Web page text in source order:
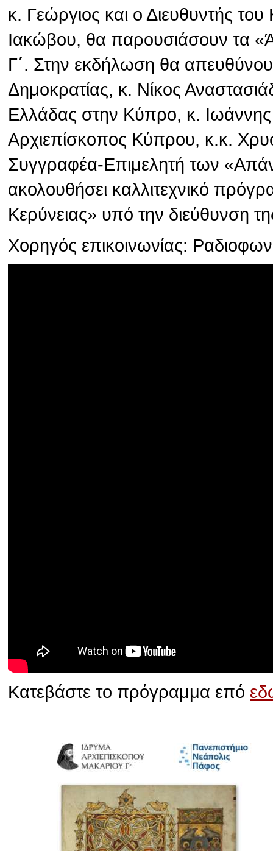
κ. Γεώργιος και ο Διευθυντής
Ιακώβου, θα παρουσιάσουν τα
Γ΄. Στην εκδήλωση θα
Δημοκρατίας, κ. Νίκος
Ελλάδας στην Κύπρο, κ.
Αρχιεπίσκοπος Κύπρου, κ.κ.
Συγγραφέα-Επιμελητή των
ακολουθήσει καλλιτεχνικό
Κερύνειας» υπό την διεύθυνση
Χορηγός επικοινωνίας:
Κατεβάστε το πρόγραμμα επό